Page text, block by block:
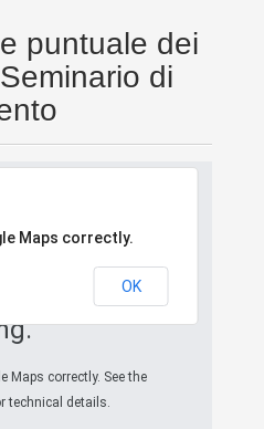
puntuale dei
di
went
Maps correctly. See the
technical details.
Maps correctly.
OK